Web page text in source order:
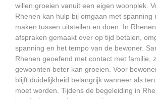
willen groeien vanuit een eigen woonplek.
Rhenen kan hulp bij omgaan met spanning
maken tussen uitstellen en doen. In
afspraken gemaakt over op tijd betalen,
spanning en het tempo van de bewoner.
Rhenen geoefend met contact met familie,
gewoonten beter kan groeien. Voor
blijft duidelijkheid belangrijk wanneer als
moet worden. Tijdens de begeleiding in